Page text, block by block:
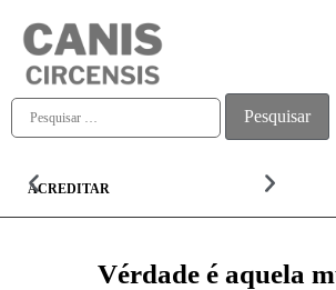
ACREDITAR
Vérdade é aquela